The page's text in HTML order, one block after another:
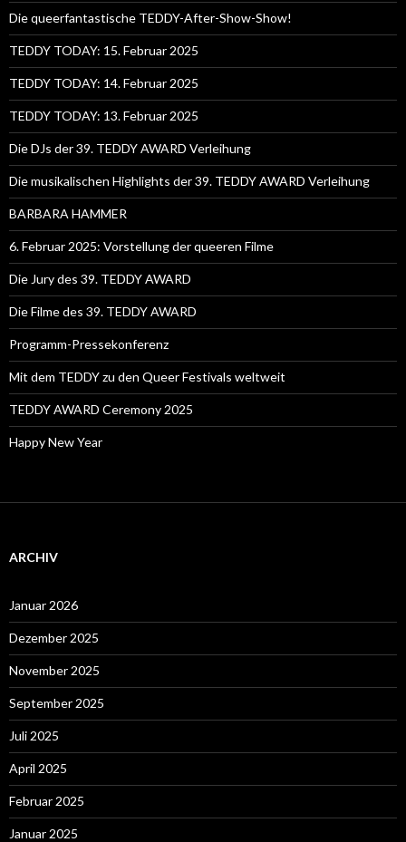
Die queerfantastische TEDDY-After-Show-Show!
TEDDY TODAY: 15. Februar 2025
TEDDY TODAY: 14. Februar 2025
TEDDY TODAY: 13. Februar 2025
Die DJs der 39. TEDDY AWARD Verleihung
Die musikalischen Highlights der 39. TEDDY AWARD Verleihung
BARBARA HAMMER
6. Februar 2025: Vorstellung der queeren Filme
Die Jury des 39. TEDDY AWARD
Die Filme des 39. TEDDY AWARD
Programm-Pressekonferenz
Mit dem TEDDY zu den Queer Festivals weltweit
TEDDY AWARD Ceremony 2025
Happy New Year
ARCHIV
Januar 2026
Dezember 2025
November 2025
September 2025
Juli 2025
April 2025
Februar 2025
Januar 2025